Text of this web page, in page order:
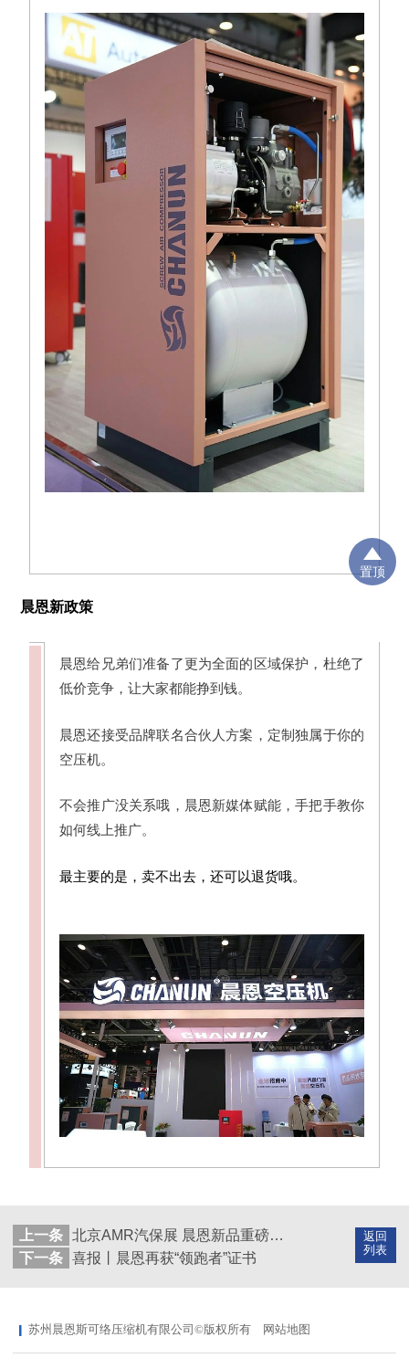
晨恩新政策
晨恩给兄弟们准备了更为全面的区域保护，杜绝了
低价竞争，让大家都能挣到钱。
晨恩还接受品牌联名合伙人方案，定制独属于你的
空压机。
不会推广没关系哦，晨恩新媒体赋能，手把手教你
如何线上推广。
最主要的是，卖不出去，还可以退货哦。
返回
列表
上一条
北京AMR汽保展 晨恩新品重磅来袭
下一条 喜报丨晨恩再获“领跑者”证书
置顶
苏州晨恩斯可络压缩机有限公司©版权所有 网站地图